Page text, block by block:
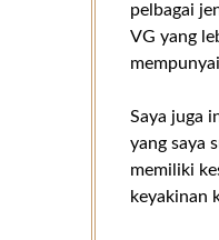
pelbagai
VG yang
Saya juga
yang saya
memiliki
keyakinan